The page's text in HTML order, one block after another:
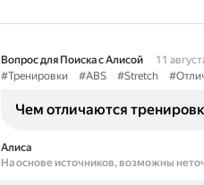
Вопрос для Поиска с Алисой
11
#Тренировки
#ABS #Stretch
Чем отличаются
Алиса
На основе источников, возможны